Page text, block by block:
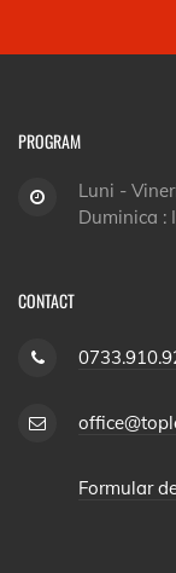
PROGRAM
Luni -
Duminica :
CONTACT
Formular